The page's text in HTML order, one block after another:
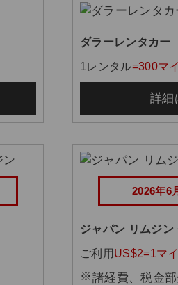
ダラーレンタカー
1レンタル=300マ
詳細
2026年6
ジャパン リムジン
ご利用 US$2=1マ
諸経費、税金部